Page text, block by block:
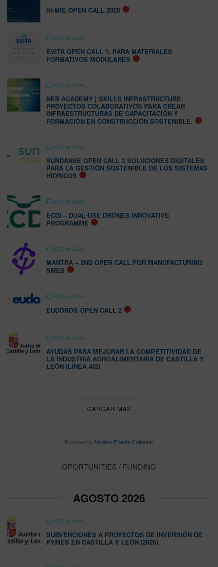
IH-MIE OPEN CALL 2026
AGO 06 2026
EVITA OPEN CALL 1: PARA MATERIALES
FORMATIVOS MODULARES
AGO 06 2026
NEB ACADEMY | SKILLS INFRASTRUCTURE:
PROYECTOS COLABORATIVOS PARA CREAR
INFRAESTRUCTURAS DE CAPACITACIÓN Y
FORMACIÓN EN CONSTRUCCIÓN SOSTENIBLE.
AGO 06 2026
SUNDANSE OPEN CALL 2 SOLUCIONES DIGITALES
PARA LA GESTIÓN SOSTENIBLE DE LOS SISTEMAS
HÍDRICOS
AGO 06 2026
ECDI – DUAL-USE DRONES INNOVATIVE
PROGRAMME
AGO 06 2026
MANTRA – 2ND OPEN CALL FOR MANUFACTURING
SMES
AGO 06 2026
EUDOROS OPEN CALL 2
AGO 06 2026
AYUDAS PARA MEJORAR LA COMPETITIVIDAD DE
LA INDUSTRIA AGROALIMENTARIA DE CASTILLA Y
LEÓN (LÍNEA AI2)
CARGAR MÁS
Powered by Modern Events Calendar
OPORTUNITIES / FUNDING
AGOSTO 2026
AGO 06 2026
SUBVENCIONES A PROYECTOS DE INVERSIÓN DE
PYMES EN CASTILLA Y LEÓN (2026)